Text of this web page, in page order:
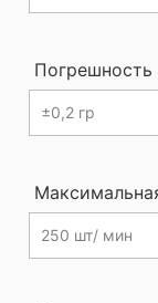
Погрешность